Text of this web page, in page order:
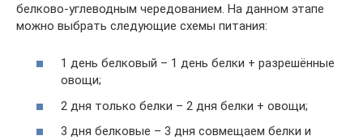
белково-углеводным чередованием. На данном этапе
можно выбрать следующие схемы питания:
1 день белковый – 1 день белки + разрешённые
овощи;
2 дня только белки – 2 дня белки + овощи;
3 дня белковые – 3 дня совмещаем белки и